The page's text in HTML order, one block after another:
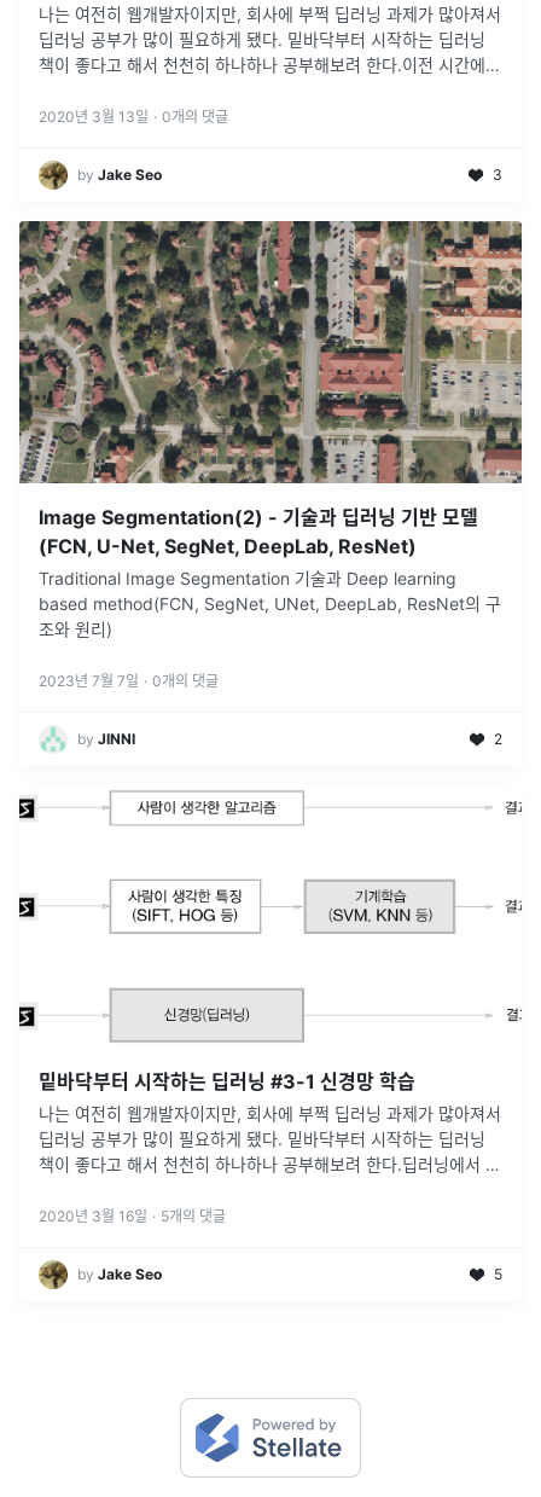
나는 여전히 웹개발자이지만, 회사에 부쩍 딥러닝 과제가 많아져서
딥러닝 공부가 많이 필요하게 됐다. 밑바닥부터 시작하는 딥러닝
책이 좋다고 해서 천천히 하나하나 공부해보려 한다.이전 시간에는
이 직접 가중치...
2020년 3월 13일 · 0개의 댓글
by Jake Seo 3
Image Segmentation(2) - 기술과 딥러닝 기반 모델
(FCN, U-Net, SegNet, DeepLab, ResNet)
Traditional Image Segmentation 기술과 Deep learning
based method(FCN, SegNet, UNet, DeepLab, ResNet의 구
조와 원리)
2023년 7월 7일 · 0개의 댓글
by JINNI 2
밑바닥부터 시작하는 딥러닝 #3-1 신경망 학습
나는 여전히 웹개발자이지만, 회사에 부쩍 딥러닝 과제가 많아져서
딥러닝 공부가 많이 필요하게 됐다. 밑바닥부터 시작하는 딥러닝
책이 좋다고 해서 천천히 하나하나 공부해보려 한다.딥러닝에서 학
중치 매개변수 의 ...
2020년 3월 16일 · 5개의 댓글
by Jake Seo 5